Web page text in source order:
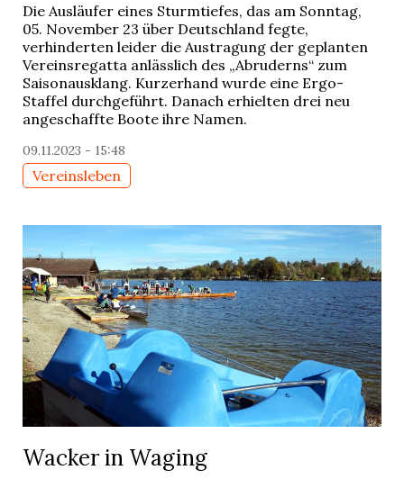
Die Ausläufer eines Sturmtiefes, das am Sonntag,
05. November 23 über Deutschland fegte,
verhinderten leider die Austragung der geplanten
Vereinsregatta anlässlich des „Abruderns“ zum
Saisonausklang. Kurzerhand wurde eine Ergo-
Staffel durchgeführt. Danach erhielten drei neu
angeschaffte Boote ihre Namen.
09.11.2023 - 15:48
Vereinsleben
Wacker in Waging